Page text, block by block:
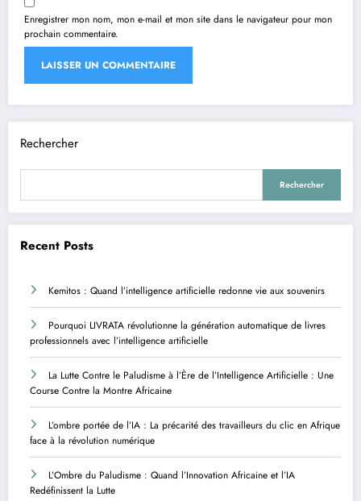
Enregistrer mon nom, mon e-mail et mon site dans le navigateur pour mon
prochain commentaire.
Rechercher
Rechercher
Recent Posts
Kemitos : Quand l’intelligence artificielle redonne vie aux souvenirs
Pourquoi LIVRATA révolutionne la génération automatique de livres
professionnels avec l’intelligence artificielle
La Lutte Contre le Paludisme à l’Ère de l’Intelligence Artificielle : Une
Course Contre la Montre Africaine
L’ombre portée de l’IA : La précarité des travailleurs du clic en Afrique
face à la révolution numérique
L’Ombre du Paludisme : Quand l’Innovation Africaine et l’IA
Redéfinissent la Lutte